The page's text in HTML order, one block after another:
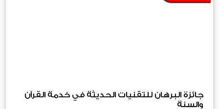
جائزة البرهان للتقنيات الحديثة في خدمة القرآن
والسنة